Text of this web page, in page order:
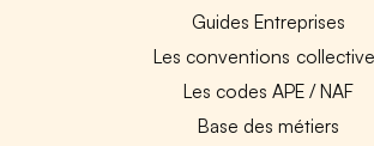
Guides Entreprises
Les conventions
Les codes APE / NAF
Base des métiers